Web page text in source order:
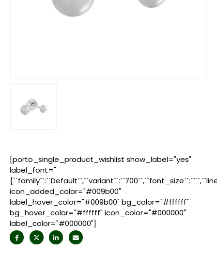
[porto_single_product_wishlist show_label="yes"
label_font="
icon_added_color="#009b00"
label_hover_color="#009b00" bg_color="#ffffff"
bg_hover_color="#ffffff" icon_color="#000000"
label_color="#000000"]